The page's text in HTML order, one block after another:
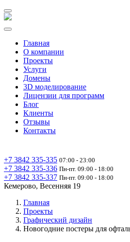
Главная
О компании
Проекты
Услуги
Домены
3D моделирование
Лицензии для программ
Блог
Клиенты
Отзывы
Контакты
+7 3842 335‑335 07:00 - 23:00
+7 3842 335‑336 Пн-пт. 09:00 - 18:00
+7 3842 335‑337 Пн-пт. 09:00 - 18:00
Кемерово, Весенняя 19
Главная
Проекты
Графический дизайн
Новогодние постеры для